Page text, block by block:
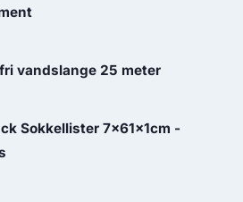
vandslange 25 meter
Sokkellister 7x61x1cm -